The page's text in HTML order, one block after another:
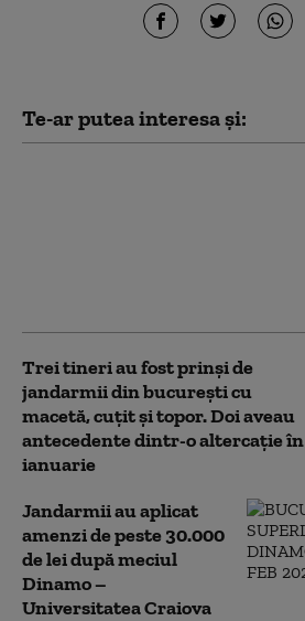
Te-ar putea interesa și:
Trei tineri au fost prinși de
jandarmii din bucurești cu
macetă, cuțit și topor. Doi aveau
antecedente dintr-o altercație în
ianuarie
Jandarmii au aplicat
amenzi de peste 30.000
de lei după meciul
Dinamo –
Universitatea Craiova